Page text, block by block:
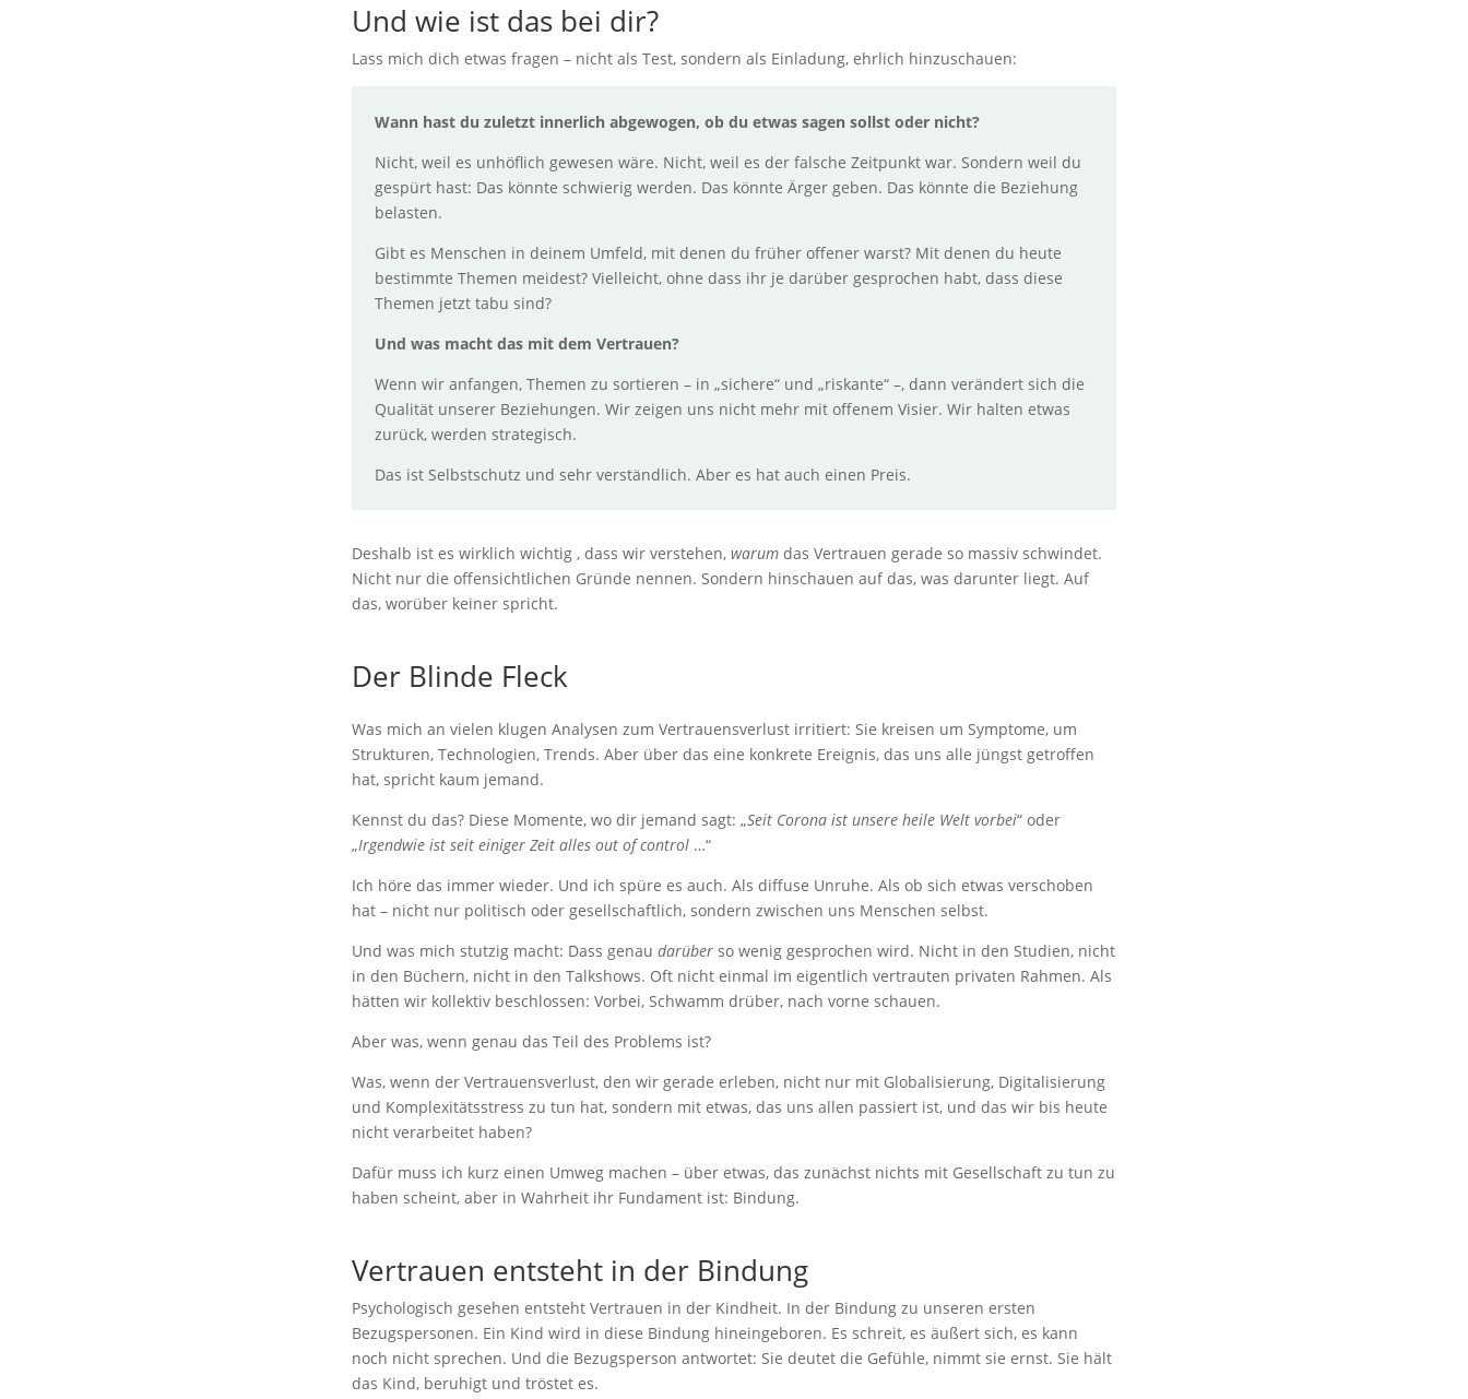
Und wie ist das bei dir?
Lass mich dich etwas fragen – nicht als Test, sondern als Einladung, ehrlich hinzuschauen:
Wann hast du zuletzt innerlich abgewogen, ob du etwas sagen sollst oder nicht?
Nicht, weil es unhöflich gewesen wäre. Nicht, weil es der falsche Zeitpunkt war. Sondern weil du
gespürt hast: Das könnte schwierig werden. Das könnte Ärger geben. Das könnte die Beziehung
belasten.
Gibt es Menschen in deinem Umfeld, mit denen du früher offener warst? Mit denen du heute
bestimmte Themen meidest? Vielleicht, ohne dass ihr je darüber gesprochen habt, dass diese
Themen jetzt tabu sind?
Und was macht das mit dem Vertrauen?
Wenn wir anfangen, Themen zu sortieren – in „sichere“ und „riskante“ –, dann verändert sich die
Qualität unserer Beziehungen. Wir zeigen uns nicht mehr mit offenem Visier. Wir halten etwas
zurück, werden strategisch.
Das ist Selbstschutz und sehr verständlich. Aber es hat auch einen Preis.
Deshalb ist es wirklich wichtig , dass wir verstehen, warum das Vertrauen gerade so massiv schwindet.
Nicht nur die offensichtlichen Gründe nennen. Sondern hinschauen auf das, was darunter liegt. Auf
das, worüber keiner spricht.
Der Blinde Fleck
Was mich an vielen klugen Analysen zum Vertrauensverlust irritiert: Sie kreisen um Symptome, um
Strukturen, Technologien, Trends. Aber über das eine konkrete Ereignis, das uns alle jüngst getroffen
hat, spricht kaum jemand.
Kennst du das? Diese Momente, wo dir jemand sagt: „Seit Corona ist unsere heile Welt vorbei“ oder
„Irgendwie ist seit einiger Zeit alles out of control …“
Ich höre das immer wieder. Und ich spüre es auch. Als diffuse Unruhe. Als ob sich etwas verschoben
hat – nicht nur politisch oder gesellschaftlich, sondern zwischen uns Menschen selbst.
Und was mich stutzig macht: Dass genau darüber so wenig gesprochen wird. Nicht in den Studien, nicht
in den Büchern, nicht in den Talkshows. Oft nicht einmal im eigentlich vertrauten privaten Rahmen. Als
hätten wir kollektiv beschlossen: Vorbei, Schwamm drüber, nach vorne schauen.
Aber was, wenn genau das Teil des Problems ist?
Was, wenn der Vertrauensverlust, den wir gerade erleben, nicht nur mit Globalisierung, Digitalisierung
und Komplexitätsstress zu tun hat, sondern mit etwas, das uns allen passiert ist, und das wir bis heute
nicht verarbeitet haben?
Dafür muss ich kurz einen Umweg machen – über etwas, das zunächst nichts mit Gesellschaft zu tun zu
haben scheint, aber in Wahrheit ihr Fundament ist: Bindung.
Vertrauen entsteht in der Bindung
Psychologisch gesehen entsteht Vertrauen in der Kindheit. In der Bindung zu unseren ersten
Bezugspersonen. Ein Kind wird in diese Bindung hineingeboren. Es schreit, es äußert sich, es kann
noch nicht sprechen. Und die Bezugsperson antwortet: Sie deutet die Gefühle, nimmt sie ernst. Sie hält
das Kind, beruhigt und tröstet es.